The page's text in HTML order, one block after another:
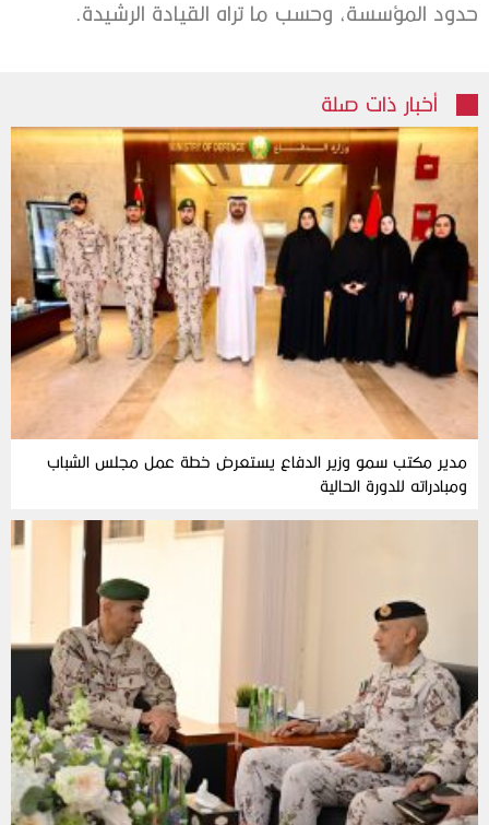
حدود المؤسسة، وحسب ما تراه القيادة الرشيدة.
أخبار ذات صلة
مدير مكتب سمو وزير الدفاع يستعرض خطة عمل مجلس الشباب
ومبادراته للدورة الحالية